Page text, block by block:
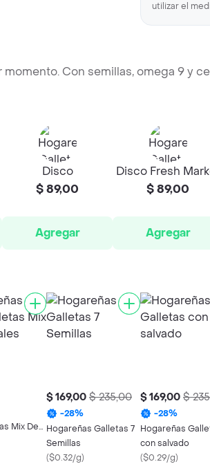
utilizar el
Con semillas, omega 9 y
Disco
$ 89,00
Agregar
Disco Fresh
$ 89,00
Agregar
Mix De
$ 169,00 $ 235,00
-28%
Hogareñas Galletas 7
Semillas
($0.32/g)
$ 169,00 $
-28%
Hogareñas
con salvado
($0.29/g)